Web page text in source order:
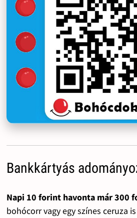
Bankkártyás
Napi 10 forint havonta már 300
bohócorr vagy egy színes ceruza